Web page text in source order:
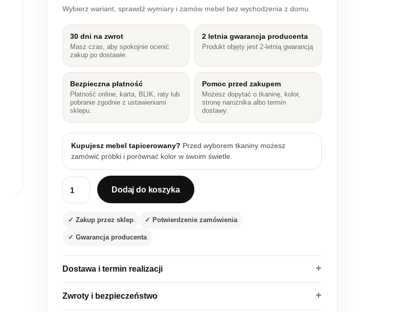
Wybierz wariant, sprawdź wymiary i zamów mebel bez wychodzenia z domu.
30 dni na zwrot
Masz czas, aby spokojnie ocenić
zakup po dostawie.
2 letnia gwarancja producenta
Produkt objęty jest 2-letnią gwarancją
Bezpieczna płatność
Płatność online, karta, BLIK, raty lub
pobranie zgodnie z ustawieniami
sklepu.
Pomoc przed zakupem
Możesz dopytać o tkaninę, kolor,
stronę narożnika albo termin
dostawy.
Kupujesz mebel tapicerowany? Przed wyborem tkaniny możesz
zamówić próbki i porównać kolor w swoim świetle.
ilość Łóżko tapicerowane 160x200 Koleos 20 z metalowym stelażem i pojemnikiem
Dodaj do koszyka
✓ Zakup przez sklep ✓ Potwierdzenie zamówienia
✓ Gwarancja producenta
Dostawa i termin realizacji
Zwroty i bezpieczeństwo